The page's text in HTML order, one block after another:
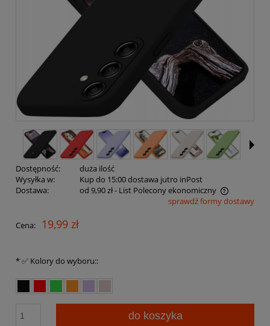
Dostępność:
duża ilość
Wysyłka w:
Kup do 15:00 dostawa jutro inPost
Dostawa:
od 9,90 zł- List Polecony ekonomiczny
Cena nie zawiera ewentualnych kosztów płatnościsprawdź formy dostawy
Cena: 19,99 zł
*✅ Kolory do wyboru::
do koszyka